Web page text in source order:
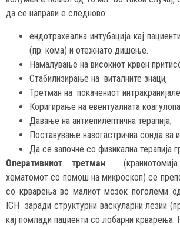
да се направи е следново:
ендотрахеална интубација кај
(пр. кома) и отежнато дишење.
Намалување на високиот крвен
Стабилизирање на виталните знаци,
Третман на покачениот
Коригирање на евентуалната
Давање на антиепилептична терапија;
Поставување назогастрична сонда за
Да се започне со физикална терапија
Оперативниот третман
хематомот со помош на микроскоп) се
со крварења во малиот мозок поголеми
ICH заради структурни васкуларни лезии
кај помлади пациенти со лобарни крварења.